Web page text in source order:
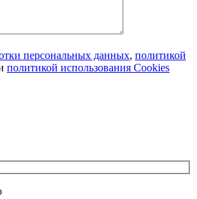
персональных данных, политикой
политикой использования Cookies